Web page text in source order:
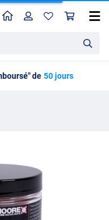
HomeProfil
de 50 jours
CC Moore Pro-Stim Liver Pop Ups 12mm (55 Pièces)